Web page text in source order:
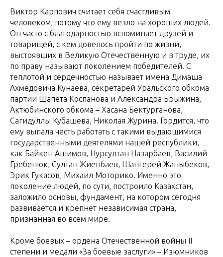
Виктор Карпович считает себя счастливым
человеком, потому что ему везло на хороших людей.
Он часто с благодарностью вспоминает друзей и
товарищей, с кем довелось пройти по жизни,
выстоявших в Великую Отечественную и в труде, их
по праву называют поколением победителей. С
теплотой и сердечностью называет имена Димаша
Ахмедовича Кунаева, секретарей Уральского обкома
партии Шапета Коспанова и Александра Брыжина,
Актюбинского обкома – Хасана Бектурганова,
Сагидуллы Кубашева, Николая Журина. Гордится, что
ему выпала честь работать с такими выдающимися
государственными деятелями нашей республики,
как Байкен Ашимов, Нурсултан Назарбаев, Василий
Гребенюк, Султан Жиенбаев, Шангерей Жаныбеков,
Эрик Гукасов, Михаил Моторико. Именно это
поколение людей, по сути, построило Казахстан,
заложило основы, фундамент, на котором сегодня
развивается и крепнет независимая страна,
признанная во всем мире.
Кроме боевых – ордена Отечественной войны II
степени и медали «За боевые заслуги» – Изюмников